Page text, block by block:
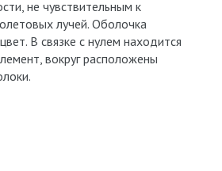
не чувствительным к
лучей. Оболочка
В связке с нулем находится
вокруг расположены